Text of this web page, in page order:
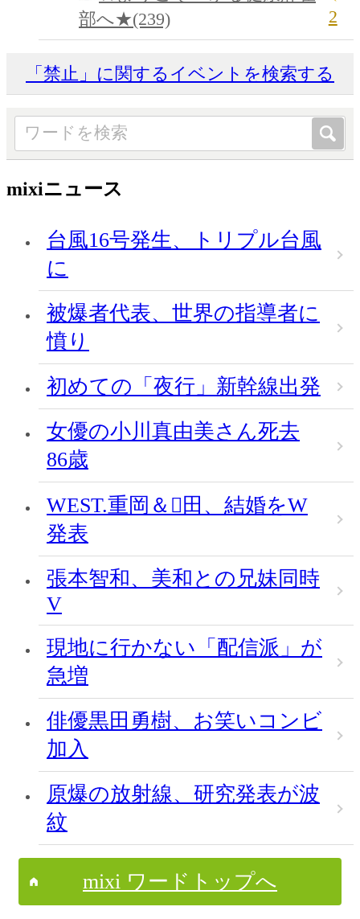
部へ★(239)
2
「禁止」に関するイベントを検索する
mixiニュース
台風16号発生、トリプル台風
に
被爆者代表、世界の指導者に
憤り
初めての「夜行」新幹線出発
女優の小川真由美さん死去
86歳
WEST.重岡＆田、結婚をW
発表
張本智和、美和との兄妹同時
V
現地に行かない「配信派」が
急増
俳優黒田勇樹、お笑いコンビ
加入
原爆の放射線、研究発表が波
紋
mixi ワードトップへ